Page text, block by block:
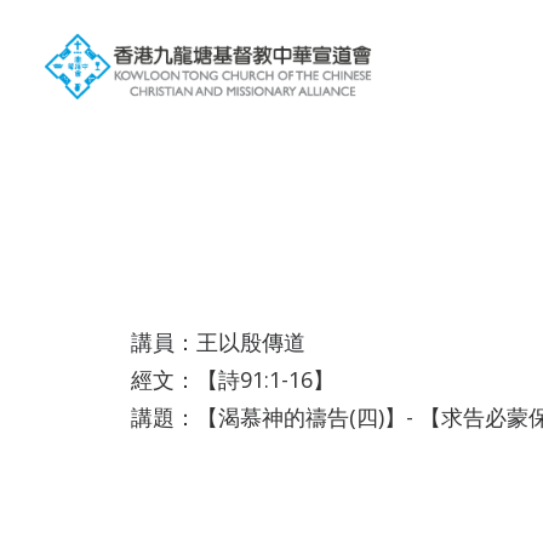
講員：王以殷傳道
經文：【詩91:1-16】
講題：【渴慕神的禱告(四)】- 【求告必蒙